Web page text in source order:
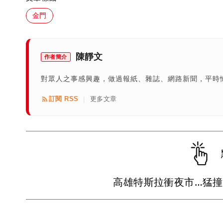
金門
作者簡介 陳靜文
對眾人之事感興趣，做過報紙、雜誌、網路新聞，平
訂閱 RSS | 更多文章
高雄特斯拉衝夜市…猛